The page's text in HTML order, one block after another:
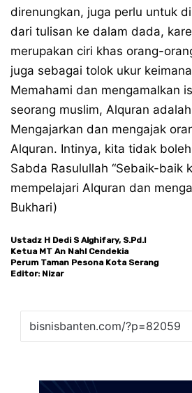
direnungkan, juga perlu untuk
dari tulisan ke dalam dada,
merupakan ciri khas orang-
juga sebagai tolok ukur
Memahami dan mengamalkan
seorang muslim, Alquran
Mengajarkan dan mengajak
Alquran. Intinya, kita tidak
Sabda Rasulullah “Sebaik-baik
mempelajari Alquran dan
Bukhari)
Ustadz H Dedi S Alghifary, S.Pd.I
Ketua MT An Nahl Cendekia
Perum Taman Pesona Kota Serang
Editor: Nizar